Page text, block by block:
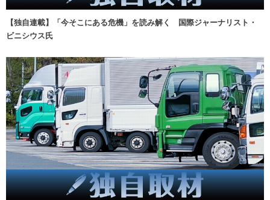
【独自連載】「今そこにある危機」を読み解く 国際ジャーナリスト・
ビニシウス氏